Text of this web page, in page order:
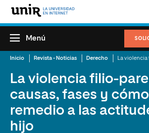
Menú
Inicio Revista - Noticias Derecho
La violencia filio-
causas, fases y
remedio a las
hijo